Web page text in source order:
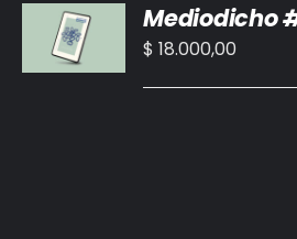
AL
CARRITO
/
Mediodicho
$ 18.000,00